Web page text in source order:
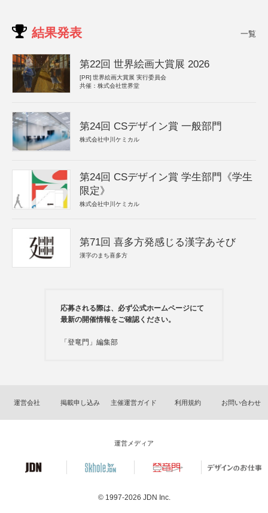
結果発表 一覧
第22回 世界絵画大賞展 2026
[PR] 世界絵画大賞展 実行委員会
共催：株式会社世界堂
第24回 CSデザイン賞 一般部門
株式会社中川ケミカル
第24回 CSデザイン賞 学生部門《学生
限定》
株式会社中川ケミカル
第71回 喜多方発感じる漢字あそび
漢字のまち喜多方
応募される際は、必ず公式ホームページにて
最新の開催情報をご確認ください。
「登竜門」編集部
運営会社 掲載申し込み 主催運営ガイド 利用規約 お問い合わせ
運営メディア
© 1997-2026 JDN Inc.